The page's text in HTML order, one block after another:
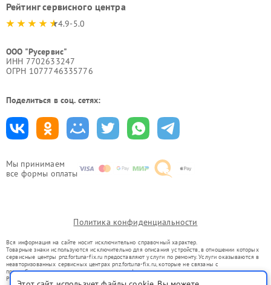
Мы принимаем
все формы оплаты
Рейтинг сервисного центра
4.9-5.0
ООО "Русервис"
ИНН 7702633247
ОГРН 1077746335776
Поделиться в соц. сетях:
Политика конфиденциальности
Вся информация на сайте носит исключительно справочный характер.
Товарные знаки используются исключительно для описания устройств, в отношении которых
сервисные центры pnz.fortuna-fix.ru предоставляют услуги по ремонту. Услуги оказываются в
неавторизованных сервисных центрах pnz.fortuna-fix.ru, которые не связаны с
правообладателями товарных знаков или их официальными представителями.
Ремонт осуществляется для устройств, уже введенных в гражданский оборот в соответствии